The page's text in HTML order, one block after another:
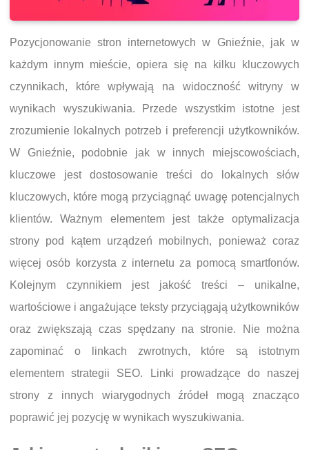
Pozycjonowanie stron internetowych w Gnieźnie, jak w
każdym innym mieście, opiera się na kilku kluczowych
czynnikach, które wpływają na widoczność witryny w
wynikach wyszukiwania. Przede wszystkim istotne jest
zrozumienie lokalnych potrzeb i preferencji użytkowników.
W Gnieźnie, podobnie jak w innych miejscowościach,
kluczowe jest dostosowanie treści do lokalnych słów
kluczowych, które mogą przyciągnąć uwagę potencjalnych
klientów. Ważnym elementem jest także optymalizacja
strony pod kątem urządzeń mobilnych, ponieważ coraz
więcej osób korzysta z internetu za pomocą smartfonów.
Kolejnym czynnikiem jest jakość treści – unikalne,
wartościowe i angażujące teksty przyciągają użytkowników
oraz zwiększają czas spędzany na stronie. Nie można
zapominać o linkach zwrotnych, które są istotnym
elementem strategii SEO. Linki prowadzące do naszej
strony z innych wiarygodnych źródeł mogą znacząco
poprawić jej pozycję w wynikach wyszukiwania.